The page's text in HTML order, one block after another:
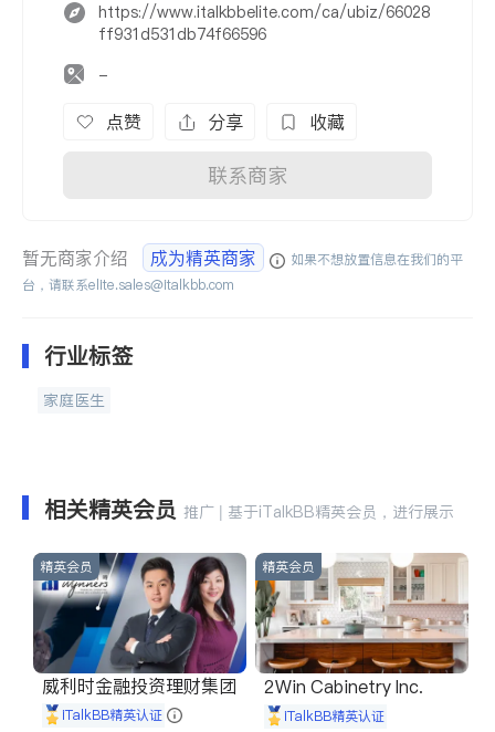
https://www.italkbbelite.com/ca/ubiz/66028
ff931d531db74f66596
-
点赞 分享 收藏
联系商家
暂无商家介绍 成为精英商家
如果不想放置信息在我们的平
台，请联系elite.sales@italkbb.com
行业标签
家庭医生
相关精英会员 推广 | 基于iTalkBB精英会员，进行展示
精英会员
威利时金融投资理财集团
iTalkBB精英认证
精英会员
2Win Cabinetry Inc.
iTalkBB精英认证